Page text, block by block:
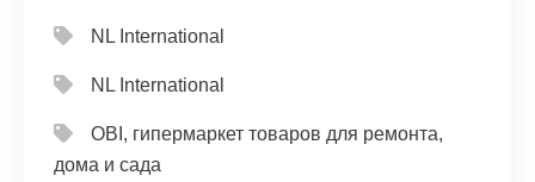
NL International
NL International
OBI, гипермаркет товаров для ремонта,
дома и сада